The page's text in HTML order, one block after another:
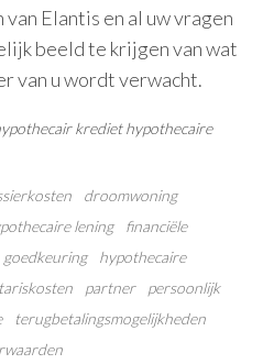
Elantis en al uw vragen
beeld te krijgen van wat
van u wordt verwacht.
krediet hypothecaire
droomwoning
lening
financiële
goedkeuring
hypothecaire
partner
persoonlijk
terugbetalingsmogelijkheden